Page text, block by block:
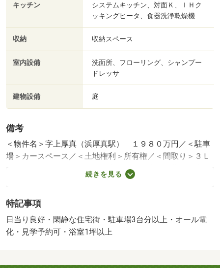
キッチン
システムキッチン、対面Ｋ、ＩＨク
ッキングヒータ、食器洗浄乾燥機
収納 収納スペース
室内設備
洗面所、フローリング、シャンプー
ドレッサ
建物設備 庭
備考
＜物件名＞字上厚真（浜厚真駅） １９８０万円／＜駐車
場＞カースペース／＜土地権利＞所有権／＜間取り＞３Ｌ
ＤＫ／＜特徴＞オール電化住宅、電気温水器と蓄熱暖房あ
り敷地内空きスペース３台以上駐車可、駐車３台以上可・
販売戸数：1戸
続きを見る
特記事項
日当り良好・閑静な住宅街・駐車場3台分以上・オール電
化・見学予約可・浴室1坪以上